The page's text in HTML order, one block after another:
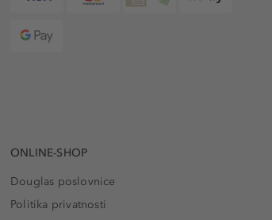
ONLINE-SHOP
Douglas poslovnice
Politika privatnosti